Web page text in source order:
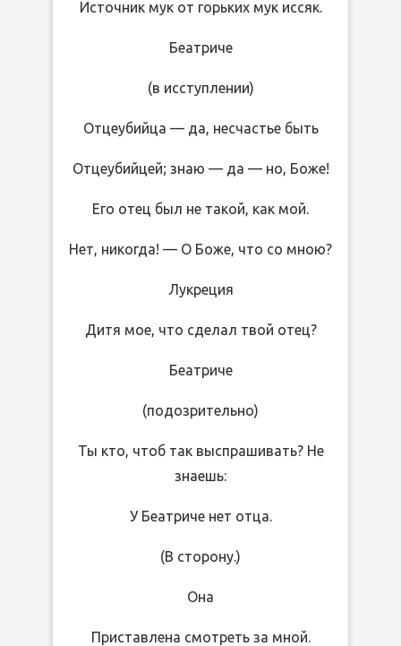
Источник мук от горьких мук иссяк.
Беатриче
(в исступлении)
Отцеубийца — да, несчастье быть
Отцеубийцей; знаю — да — но, Боже!
Его отец был не такой, как мой.
Нет, никогда! — О Боже, что со мною?
Лукреция
Дитя мое, что сделал твой отец?
Беатриче
(подозрительно)
Ты кто, чтоб так выспрашивать? Не
знаешь:
У Беатриче нет отца.
(В сторону.)
Она
Приставлена смотреть за мной.